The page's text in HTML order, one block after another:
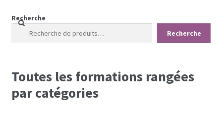
Recherche
Recherche
Toutes les formations rangées
par catégories